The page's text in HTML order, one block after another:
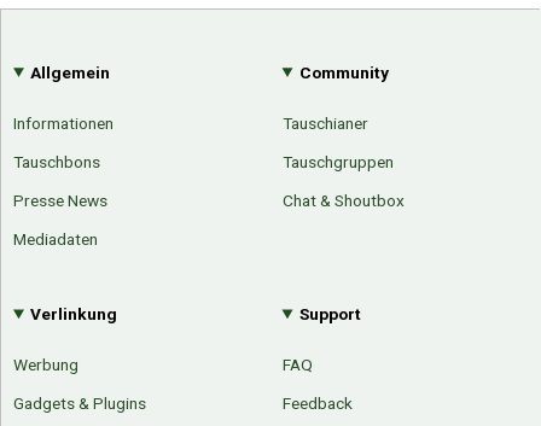
Allgemein
Informationen
Tauschbons
Presse News
Mediadaten
Community
Tauschianer
Tauschgruppen
Chat & Shoutbox
Verlinkung
Werbung
Gadgets & Plugins
Support
FAQ
Feedback